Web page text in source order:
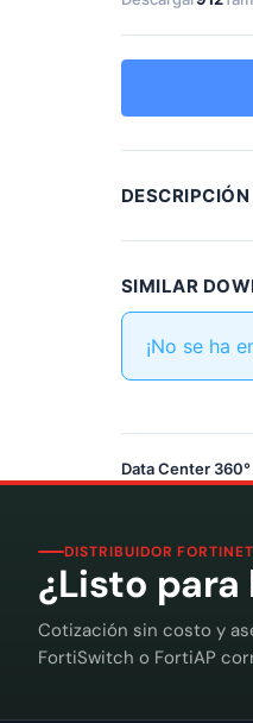
DESCRIPCIÓN
SIMILAR
¡No se ha
Data Center 360°
DISTRIBUIDOR
¿Listo
Cotización sin costo y
FortiSwitch o FortiAP